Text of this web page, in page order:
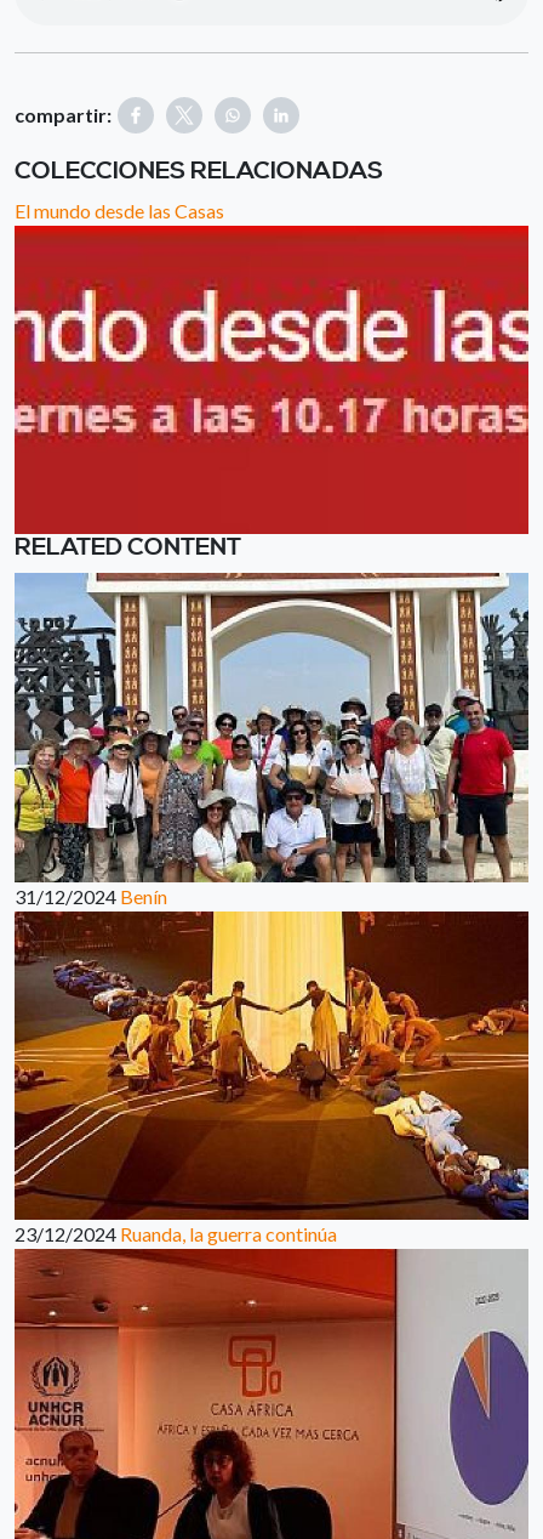
compartir:
COLECCIONES RELACIONADAS
El mundo desde las Casas
RELATED CONTENT
31/12/2024 Benín
23/12/2024 Ruanda, la guerra continúa